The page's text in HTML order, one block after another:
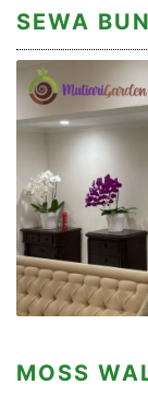
SEWA
MOSS